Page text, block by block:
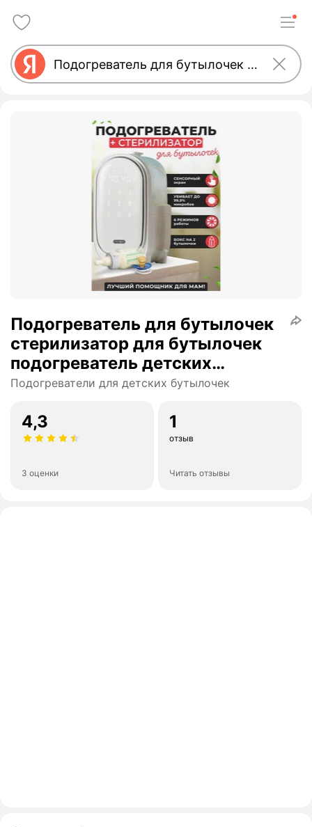
Подогреватель для бутылочек
стерилизатор для бутылочек
подогреватель детских
бутылочек для новорожденных
Подогреватели для детских бутылочек
4,3
3 оценки
1
отзыв
Читать отзывы